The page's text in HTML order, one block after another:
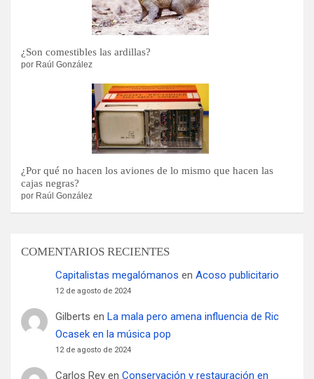
¿Son comestibles las ardillas?
por Raúl González
¿Por qué no hacen los aviones de lo mismo que hacen las
cajas negras?
por Raúl González
COMENTARIOS RECIENTES
Capitalistas megalómanos en Acoso publicitario
12 de agosto de 2024
Gilberts en La mala pero amena influencia de Ric
Ocasek en la música pop
12 de agosto de 2024
Carlos Reyen Conservación y restauración en